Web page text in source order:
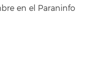
en el Paraninfo